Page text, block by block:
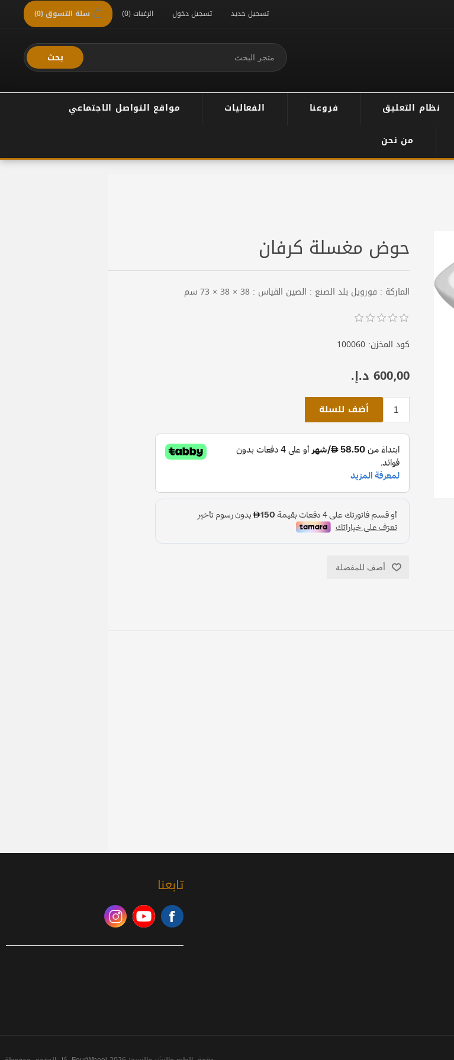
تسجيل جديد تسجيل دخول الرغبات(0) سلة التسوق(0)
بحث
نظام التعليق فروعنا الفعاليات مواقع التواصل الاجتماعي
من نحن
حوض مغسلة كرفان
الماركة : فورويل بلد الصنع : الصين القياس : 38 × 38 × 73 سم
كود المخزن: 100060
600٫00 د.إ.‏
أضف للسلة
أضف للمفضلة
تابعنا